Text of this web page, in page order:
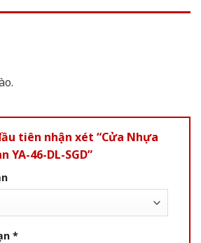
tiên nhận xét “Cửa Nhựa
YA-46-DL-SGD”
*